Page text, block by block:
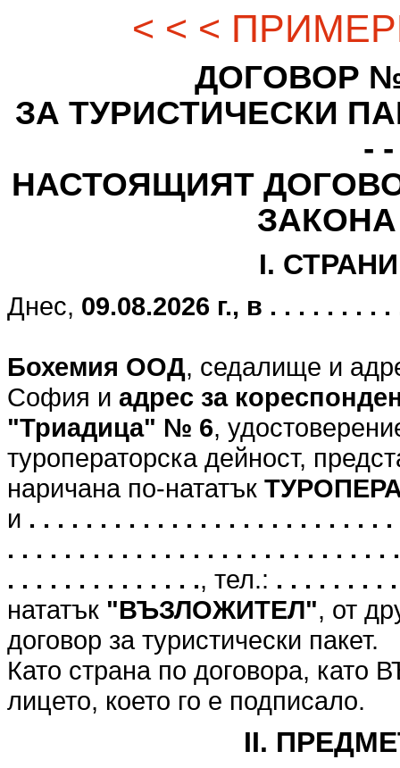
< < <
ДОГОВОР №
ЗА ТУРИСТИЧЕСКИ
-
НАСТОЯЩИЯТ
I.
Днес, 09.08.2026 г., в . . . . . . . .
Бохемия ООД, седалище и
София и адрес за
"Триадица" № 6,
туроператорска дейност,
наричана по-нататък
и . . . . . . . . . . . . . . . . . . . . . . . . . .
. . . . . . . . . . . . . . . . . . . . . . . . . . .
. . . . . . . . . . . . . ., тел.: . . . . . . . .
нататък "ВЪЗЛОЖИТЕЛ", от
договор за туристически пакет.
Като страна по договора,
лицето, което го е подписало.
II.